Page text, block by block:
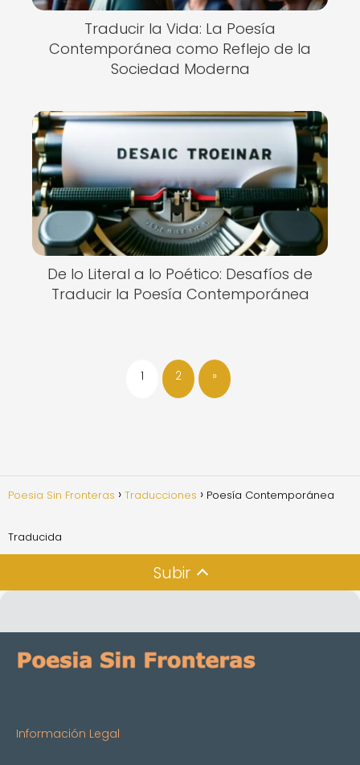
Traducir la Vida: La Poesía
Contemporánea como Reflejo de la
Sociedad Moderna
De lo Literal a lo Poético: Desafíos de
Traducir la Poesía Contemporánea
1 2 »
Poesia Sin Fronteras Traducciones Poesía Contemporánea
Traducida
Subir
Información Legal